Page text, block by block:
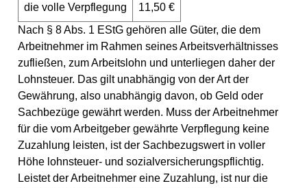
die volle Verpflegung
11,50 €
Nach § 8 Abs. 1 EStG gehören alle Güter, die dem
Arbeitnehmer im Rahmen seines Arbeitsverhältnisses
zufließen, zum Arbeitslohn und unterliegen daher der
Lohnsteuer. Das gilt unabhängig von der Art der
Gewährung, also unabhängig davon, ob Geld oder
Sachbezüge gewährt werden. Muss der Arbeitnehmer
für die vom Arbeitgeber gewährte Verpflegung keine
Zuzahlung leisten, ist der Sachbezugswert in voller
Höhe lohnsteuer- und sozialversicherungspflichtig.
Leistet der Arbeitnehmer eine Zuzahlung, ist nur die